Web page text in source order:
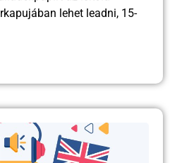
lehet leadni, 15-